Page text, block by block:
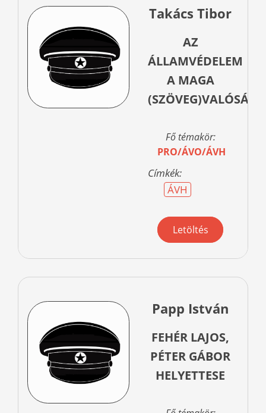
Takács Tibor
AZ
ÁLLAMVÉDELEM
A MAGA
Fő témakör:
PRO/ÁVO/ÁVH
Címkék:
ÁVH
Letöltés
Papp István
FEHÉR LAJOS,
PÉTER GÁBOR
HELYETTESE